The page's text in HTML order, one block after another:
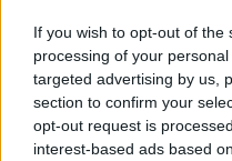
If you wish to opt-out of
processing of your
targeted advertising by us,
section to confirm your
opt-out request is
interest-based ads based
Previous article
Crise cardiaque : le cœur
s’arrête mais pas le
cerveau